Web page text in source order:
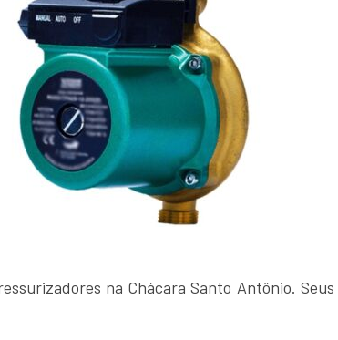
na Chácara Santo Antônio.